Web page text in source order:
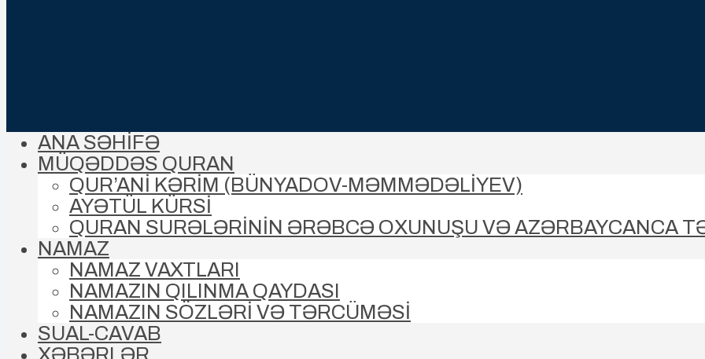
ANA SƏHİFƏ
MÜQƏDDƏS QURAN
QUR’ANİ KƏRİM (BÜNYADOV-MƏMMƏDƏLIYEV)
AYƏTÜL KÜRSİ
QURAN SURƏLƏRİNİN ƏRƏBCƏ OXUNUŞU VƏ AZƏRBAYCANCA
NAMAZ
NAMAZ VAXTLARI
NAMAZIN QILINMA QAYDASI
NAMAZIN SÖZLƏRİ VƏ TƏRCÜMƏSİ
SUAL-CAVAB
XƏBƏRLƏR